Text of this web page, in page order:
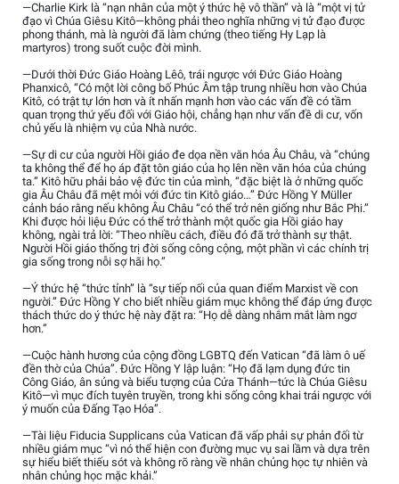
—Charlie Kirk là “nạn nhân của một ý thức hệ vô thần” và là “một vị tử
đạo vì Chúa Giêsu Kitô—không phải theo nghĩa những vị tử đạo được
phong thánh, mà là người đã làm chứng (theo tiếng Hy Lạp là
martyros) trong suốt cuộc đời mình.
—Dưới thời Đức Giáo Hoàng Lêô, trái ngược với Đức Giáo Hoàng
Phanxicô, “Có một lời công bố Phúc Âm tập trung nhiều hơn vào Chúa
Kitô, có trật tự lớn hơn và ít nhấn mạnh hơn vào các vấn đề có tầm
quan trọng thứ yếu đối với Giáo hội, chẳng hạn như vấn đề di cư, vốn
chủ yếu là nhiệm vụ của Nhà nước.
—Sự di cư của người Hồi giáo đe dọa nền văn hóa Âu Châu, và “chúng
ta không thể để họ áp đặt tôn giáo của họ lên nền văn hóa của chúng
ta.” Kitô hữu phải bảo vệ đức tin của mình, “đặc biệt là ở những quốc
gia Âu Châu đã mệt mỏi với đức tin Kitô giáo…” Đức Hồng Y Müller
cảnh báo rằng nếu không Âu Châu “có thể trở nên giống như Bắc Phi.”
Khi được hỏi liệu Đức có thể trở thành một quốc gia Hồi giáo hay
không, ngài trả lời: “Theo nhiều cách, điều đó đã trở thành sự thật.
Người Hồi giáo thống trị đời sống công cộng, một phần vì các chính trị
gia sống trong nỗi sợ hãi họ.”
—Ý thức hệ “thức tỉnh” là “sự tiếp nối của quan điểm Marxist về con
người.” Đức Hồng Y cho biết nhiều giám mục không thể đáp ứng được
thách thức do ý thức hệ này đặt ra: “Họ dễ dàng nhắm mắt làm ngơ
hơn.”
—Cuộc hành hương của cộng đồng LGBTQ đến Vatican “đã làm ô uế
đền thờ của Chúa”. Đức Hồng Y lập luận: “Họ đã lạm dụng đức tin
Công Giáo, ân sủng và biểu tượng của Cửa Thánh—tức là Chúa Giêsu
Kitô—vì mục đích tuyên truyền, trong khi sống công khai trái ngược với
ý muốn của Đấng Tạo Hóa”.
—Tài liệu Fiducia Supplicans của Vatican đã vấp phải sự phản đối từ
nhiều giám mục “vì nó thể hiện con đường mục vụ sai lầm và dựa trên
sự hiểu biết thiếu sót và không rõ ràng về nhân chủng học tự nhiên và
nhân chủng học mặc khải.”